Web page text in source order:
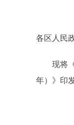
各区人民
现将《
年）》印